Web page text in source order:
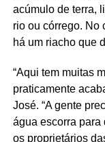
acúmulo de terra,
rio ou córrego. No
há um riacho que
“Aqui tem muitas
praticamente
José. “A gente
água escorra para
os proprietários